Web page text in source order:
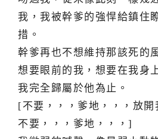
我，我被幹爹的強悍給鎮住
措。
幹爹再也不想維持那該死的
想要眼前的我，想要在我身
我完全歸屬於他為止。
[不要，，，爹地，，，放開
不要，，，爹地，，，]